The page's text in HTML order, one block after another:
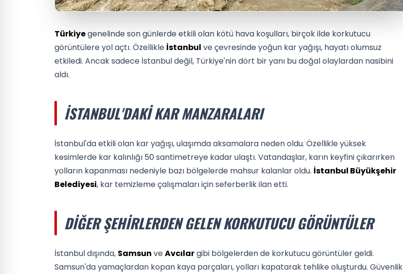
Türkiyegenelinde son günlerde etkili olan kötü hava koşulları, birçok ilde korkutucu
görüntülere yol açtı. Özellikle İstanbul ve çevresinde yoğun kar yağışı, hayatı olumsuz
etkiledi. Ancak sadece İstanbul değil, Türkiye'nin dört bir yanı bu doğal olaylardan nasibini
aldı.
İSTANBUL'DAKI KAR MANZARALARI
İstanbul'da etkili olan kar yağışı, ulaşımda aksamalara neden oldu. Özellikle yüksek
kesimlerde kar kalınlığı 50 santimetreye kadar ulaştı. Vatandaşlar, karın keyfini çıkarırken
yolların kapanması nedeniyle bazı bölgelerde mahsur kalanlar oldu. İstanbul Büyükşehir
Belediyesi, kar temizleme çalışmaları için seferberlik ilan etti.
DIĞER ŞEHIRLERDEN GELEN KORKUTUCU GÖRÜNTÜLER
İstanbul dışında, Samsun veAvcılargibi bölgelerden de korkutucu görüntüler geldi.
Samsun'da yamaçlardan kopan kaya parçaları, yolları kapatarak tehlike oluşturdu. Güvenlik